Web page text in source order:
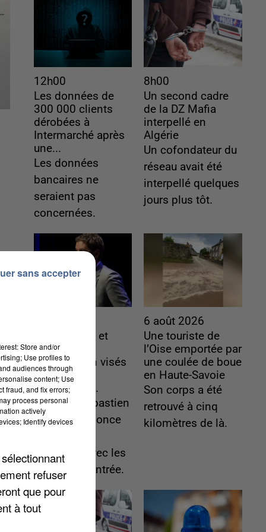
12h00
Les données de
300 000 clients
dérobées à
Intermarché après
une...
Les données
bancaires ne
seraient pas
concernées.
8h00
Un second cadre
de la DZ Mafia
interpellé en
Algérie
Un cofondateur du
réseau avait été
interpellé quelques
jours plus tôt.
Gabriel Attal et
Raphaël
Glucksmann visés
par des
ingérences...
Sollicité, Sébastien
Lecornu annonce
commun" avec les
partis à la rentrée.
6 août 2026
Une touriste de
l’Oise emportée par
une coulée de boue
en Haute-Savoie
Son corps a été
retrouvé à cinq
kilomètres de là.
Store and/or
Use profiles to
audiences through
content; Use
fraud, and fix errors;
process personal
actively
Identify devices
refuser
que pour
à tout
sans accepter